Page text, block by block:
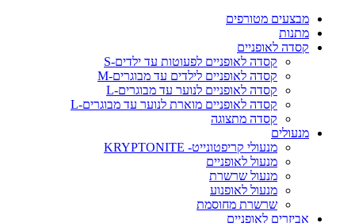
מבצעים מטורפים
מתנות
קסדה לאופניים
קסדה לאופניים לפעוטות עד ילדים-S
קסדה לאופניים לילדים עד מבוגרים-M
קסדה לאופניים לנוער עד מבוגרים-L
קסדה לאופניים מוארת לנוער עד מבוגרים-L
קסדה מתצוגה
מנעולים
מנעולי קריפטונייט- KRYPTONITE
מנעול לאופניים
מנעול שרשרת
מנעול לאופנוע
שרשרת מחוסמת
אביזרים לאופניים